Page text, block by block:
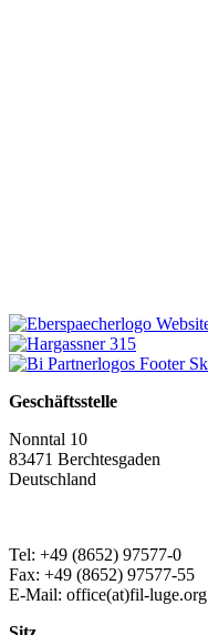
Geschäftsstelle
Nonntal 10
83471 Berchtesgaden
Deutschland
Tel: +49 (8652) 97577-0
Fax: +49 (8652) 97577-55
E-Mail: office(at)fil-luge.org